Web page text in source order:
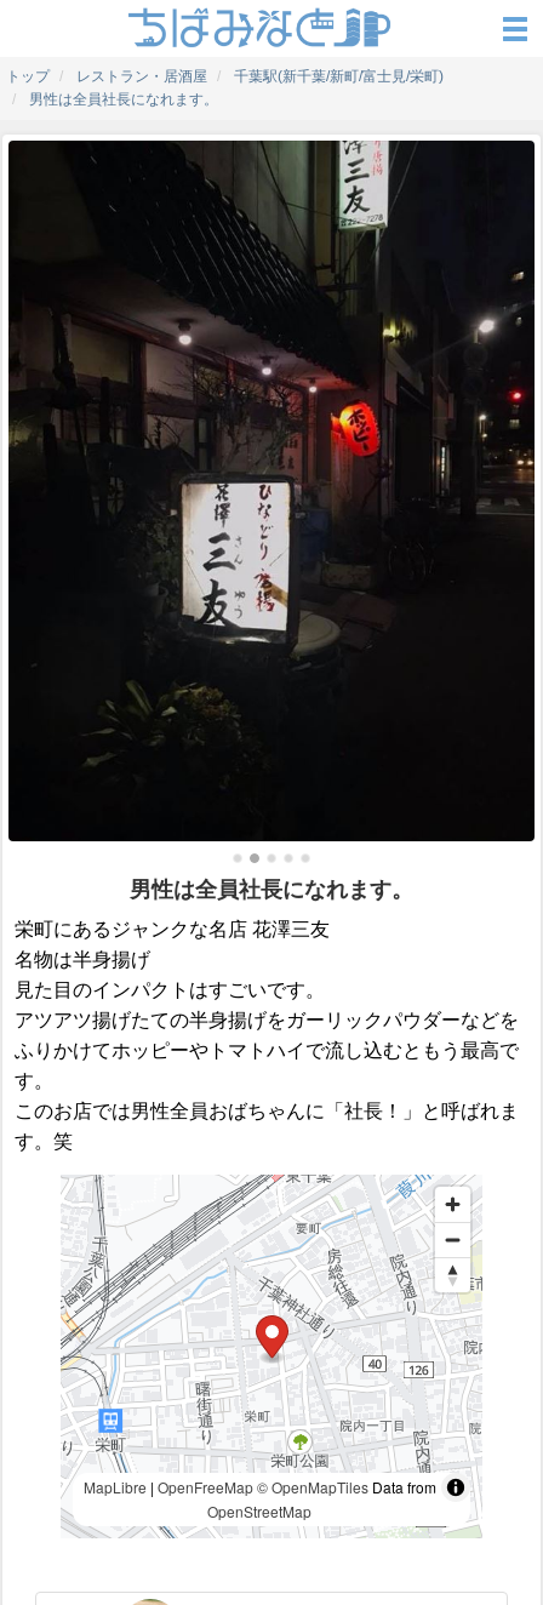
トップ レストラン・居酒屋
千葉駅(新千葉/新町/富士見/栄町)
男性は全員社長になれます。
男性は全員社長になれます。
栄町にあるジャンクな名店 花澤三友
名物は半身揚げ
見た目のインパクトはすごいです。
アツアツ揚げたての半身揚げをガーリックパウダーなどを
ふりかけてホッピーやトマトハイで流し込むともう最高で
す。
このお店では男性全員おばちゃんに「社長！」と呼ばれま
す。笑
MapLibre | OpenFreeMap © OpenMapTilesData from
OpenStreetMap